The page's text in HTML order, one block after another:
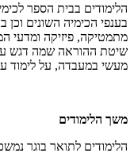
הלימודים בבית הספר
בענפי הכימיה השונים
מתמטיקה, פיזיקה ומדעי
שיטת ההוראה שמה דגש על
מעשי במעבדה, על לימוד
משך הלימודים
הלימודים לתואר בוגר